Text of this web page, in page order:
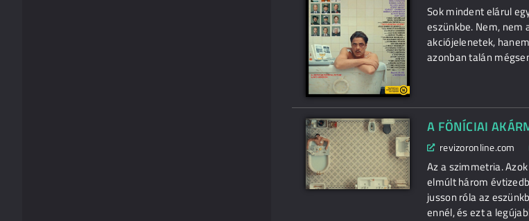
Sok mindent elárul
eszünkbe. Nem, nem
akciójelenetek,
azonban talán
A FÖNÍCIAI
revizoronline.com
Az a szimmetria.
elmúlt három
jusson róla az
ennél, és ezt a